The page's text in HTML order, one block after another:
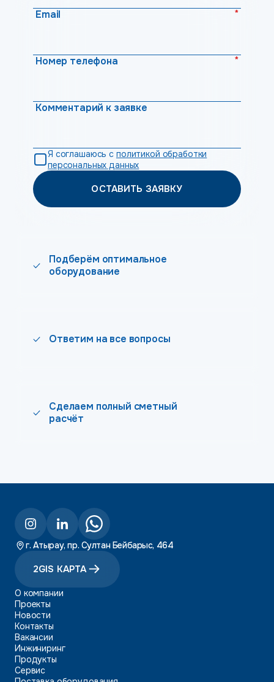
Email *
Номер телефона *
Комментарий к заявке
Я соглашаюсь с политикой обработки
персональных данных
ОСТАВИТЬ ЗАЯВКУ
Подберём оптимальное
оборудование
Ответим на все вопросы
Сделаем полный сметный
расчёт
г. Атырау, пр. Султан Бейбарыс, 464
2GIS КАРТА
О компании
Проекты
Новости
Контакты
Вакансии
Инжиниринг
Продукты
Сервис